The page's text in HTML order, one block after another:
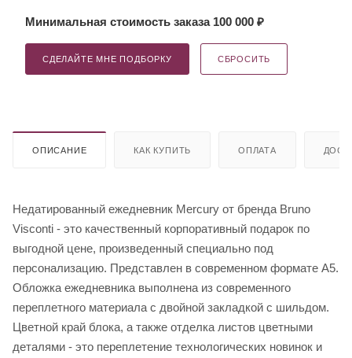
Минимальная стоимость заказа 100 000 ₽
СДЕЛАЙТЕ МНЕ ПОДБОРКУ СБРОСИТЬ
ОПИСАНИЕ КАК КУПИТЬ ОПЛАТА
Недатированный ежедневник Mercury от бренда Bruno
Visconti - это качественный корпоративный подарок по
выгодной цене, произведенный специально под
персонализацию. Представлен в современном формате А5.
Обложка ежедневника выполнена из современного
переплетного материала с двойной закладкой с шильдом.
Цветной край блока, а также отделка листов цветными
деталями - это переплетение технологических новинок и